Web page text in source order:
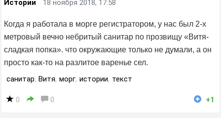
Истории 18 ноября 2018, 17:58
Когда я работала в морге регистратором, у нас был 2-х
метровый вечно небритый санитар по прозвищу «Витя-
сладкая попка». что окружающие только не думали, а он
просто как-то на разлитое варенье сел.
санитар, Витя, морг, истории, текст
0 0 +1